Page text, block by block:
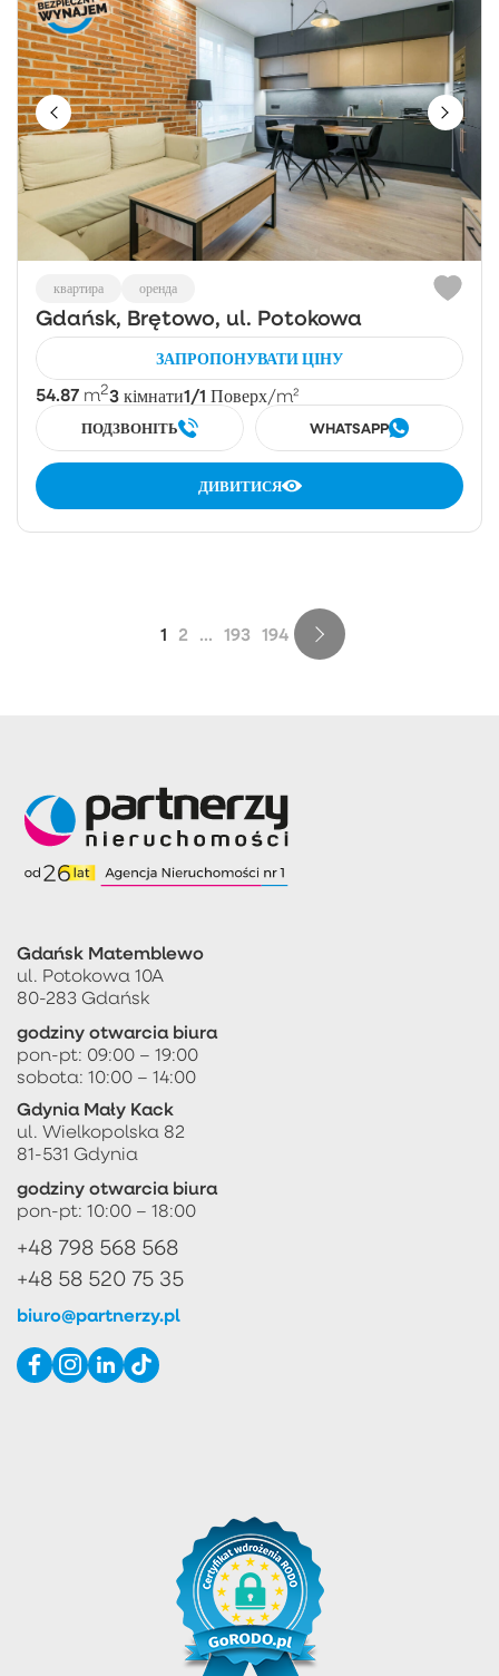
квартира оренда
Gdańsk, Brętowo, ul. Potokowa
ЗАПРОПОНУВАТИ ЦІНУ
54.87 m23 кімнати1/1 Поверх/m²
ПОДЗВОНІТЬ WHATSAPP
ДИВИТИСЯ
1 2 ... 193 194
Gdańsk Matemblewo
ul. Potokowa 10A
80-283 Gdańsk
godziny otwarcia biura
pon-pt: 09:00 – 19:00
sobota: 10:00 – 14:00
Gdynia Mały Kack
ul. Wielkopolska 82
81-531 Gdynia
godziny otwarcia biura
pon-pt: 10:00 – 18:00
+48 798 568 568
+48 58 520 75 35
biuro@partnerzy.pl